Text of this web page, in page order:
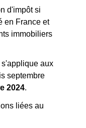
d'impôt si
en France et
immobiliers
s'applique aux
septembre
2024.
liées au